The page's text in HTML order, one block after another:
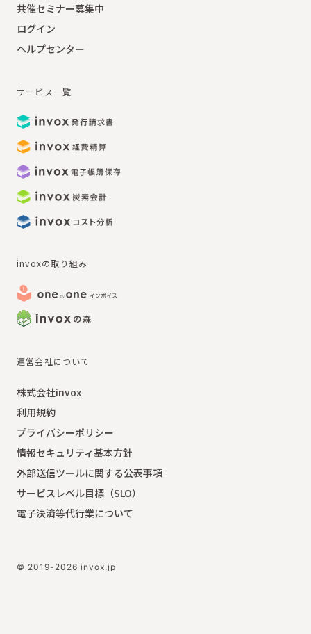
共催セミナー募集中
ログイン
ヘルプセンター
サービス一覧
invoxの取り組み
運営会社について
株式会社invox
利用規約
プライバシーポリシー
情報セキュリティ基本方針
外部送信ツールに関する公表事項
サービスレベル目標（SLO）
電子決済等代行業について
© 2019-2026 invox.jp